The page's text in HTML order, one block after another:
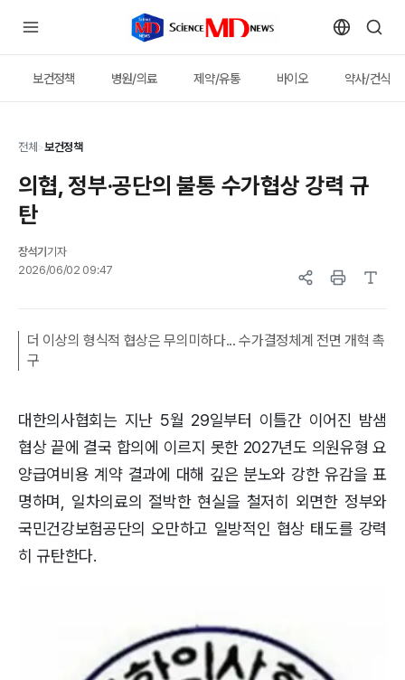
보건정책 병원/의료 제약/유통 바이오 약사/건식
전체 >보건정책
의협, 정부·공단의 불통 수가협상 강력 규
탄
장석기기자
2026/06/02 09:47
더 이상의 형식적 협상은 무의미하다... 수가결정체계 전면 개혁 촉
구
대한의사협회는 지난 5월 29일부터 이틀간 이어진 밤샘
협상 끝에 결국 합의에 이르지 못한 2027년도 의원유형 요
양급여비용 계약 결과에 대해 깊은 분노와 강한 유감을 표
명하며, 일차의료의 절박한 현실을 철저히 외면한 정부와
국민건강보험공단의 오만하고 일방적인 협상 태도를 강력
히 규탄한다.